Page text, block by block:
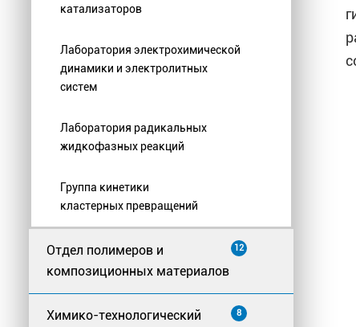
катализаторов
Лаборатория электрохимической
динамики и электролитных
систем
Лаборатория радикальных
жидкофазных реакций
Группа кинетики
кластерных превращений
Отдел полимеров и
композиционных материалов
12
Химико-технологический
8